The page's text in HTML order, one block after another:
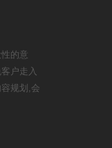
的意
户走入
规划,会